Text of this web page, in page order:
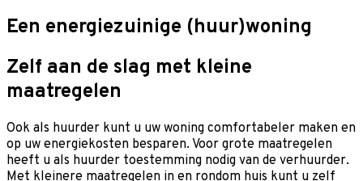
Een energiezuinige (huur)woning
Zelf aan de slag met kleine
maatregelen
Ook als huurder kunt u uw woning comfortabeler maken en
op uw energiekosten besparen. Voor grote maatregelen
heeft u als huurder toestemming nodig van de verhuurder.
Met kleinere maatregelen in en rondom huis kunt u zelf